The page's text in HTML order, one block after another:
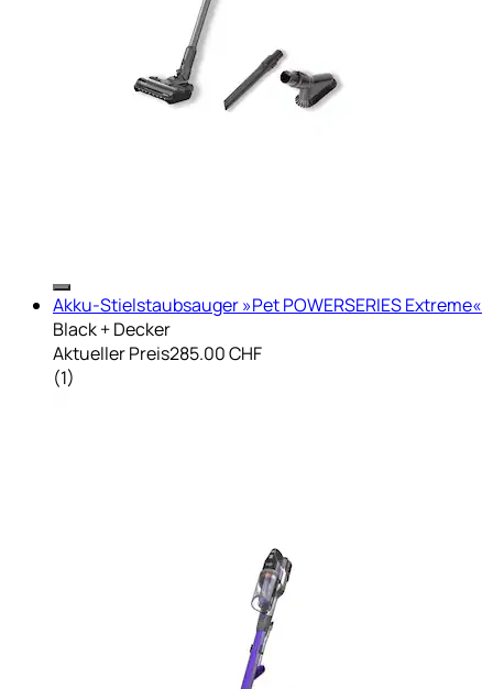
Akku-Stielstaubsauger »Pet POWERSERIES Extreme«
Black + Decker
Aktueller Preis285.00 CHF
(1)